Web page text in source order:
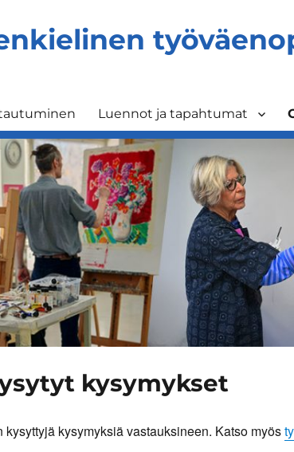
Luennot ja tapahtumat
kysymykset
kysymyksiä vastauksineen. Katso myös